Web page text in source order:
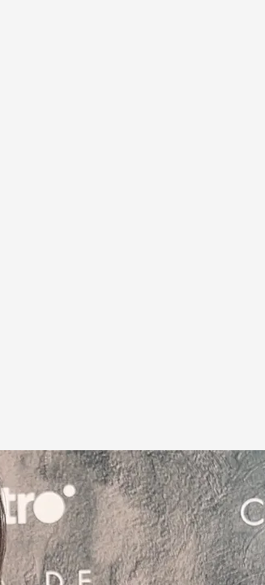
el riesgo y la profunda carga emocional de sus
sus reportajes más crudos de
narcotráfico en Francia, hasta